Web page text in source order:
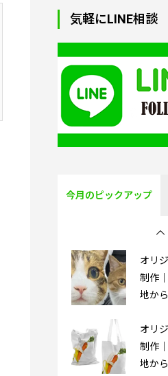
気軽にLINE相談
今月のピックアップ
地か
オリ
ース
グ）
オリ
個か
PVC
オリ
制作
地か
オリ
制作
地か